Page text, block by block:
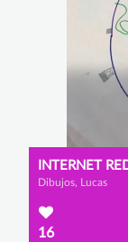
INTERNET
Dibujos, Lucas
16